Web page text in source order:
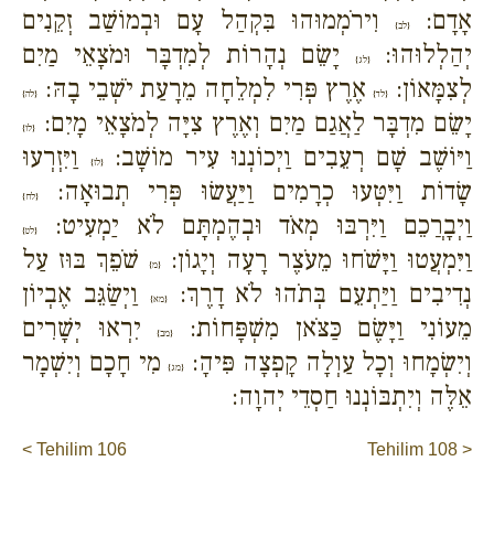
אָדָם:{לב}
וִירֹמְמוּהוּ בִּקְהַל עָם וּבְמוֹשַׁב זְקֵנִים
יְהַלְלוּהוּ:{לג}
יָשֵׂם נְהָרוֹת לְמִדְבָּר וּמֹצָאֵי מַיִם
לְצִמָּאוֹן:
{לד}אֶרֶץ פְּרִי לִמְלֵחָה מֵרָעַת יֹשְׁבֵי בָהּ: {לה}
יָשֵׂם מִדְבָּר לַאֲגַם מַיִם וְאֶרֶץ צִיָּה לְמֹצָאֵי מָיִם: {לו}
וַיּוֹשֶׁב שָׁם רְעֵבִים וַיְכוֹנְנוּ עִיר מוֹשָׁב:{לז}
וַיִּזְרְעוּ
שָׂדוֹת וַיִּטְּעוּ כְרָמִים וַיַּעֲשׂוּ פְּרִי תְבוּאָה:
{לח}
וַיְבָרֲכֵם וַיִּרְבּוּ מְאֹד וּבְהֶמְתָּם לֹא יַמְעִיט: {לט}
וַיִּמְעֲטוּ וַיָּשֹׁחוּ מֵעֹצֶר רָעָה וְיָגוֹן: {מ}
שֹׁפֵךְ בּוּז עַל
נְדִיבִים וַיַּתְעֵם בְּתֹהוּ לֹא דָרֶךְ:{מא}
וַיְשַׂגֵּב אֶבְיוֹן
מֵעוֹנִי וַיָּשֶׂם כַּצֹּאן מִשְׁפָּחוֹת:
{מב}יִרְאוּ יְשָׁרִים
וְיִשְׂמָחוּ וְכָל עַוְלָה קָפְצָה פִּיהָ:
{מג}מִי חָכָם וְיִשְׁמָר
אֵלֶּה וְיִתְבּוֹנְנוּ חַסְדֵי יְהוָה:
< Tehilim 106 Tehilim 108 >